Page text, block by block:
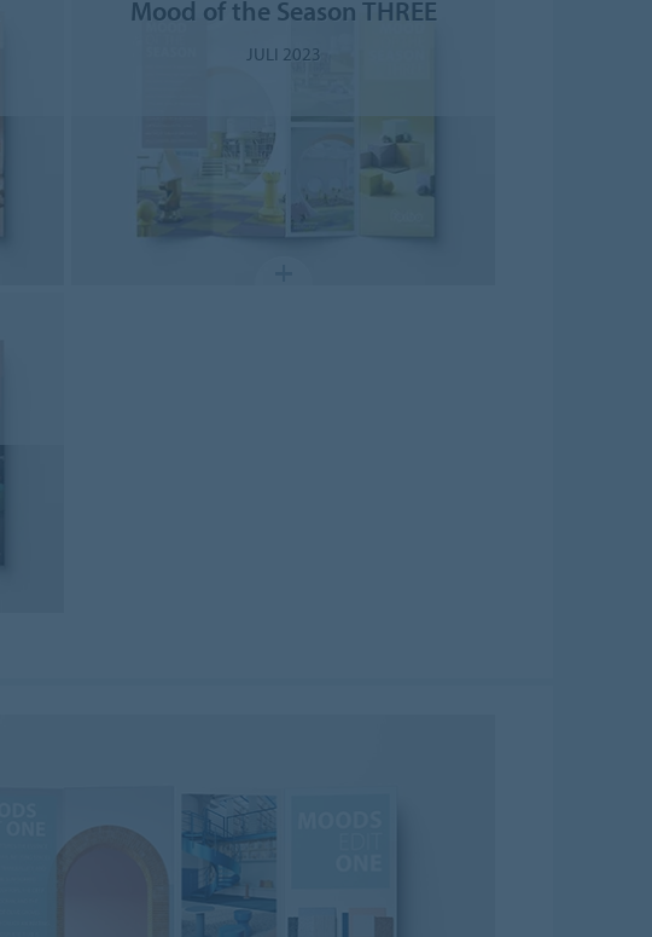
Mood of the Season THREE
JULI 2023